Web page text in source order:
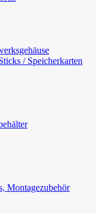
/ Speicherkarten
Montagezubehör